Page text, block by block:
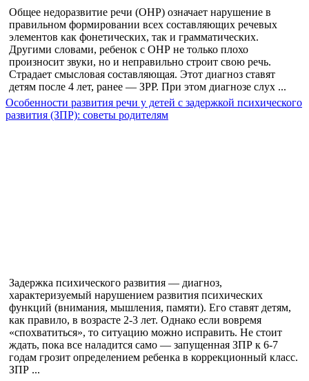
Общее недоразвитие речи (ОНР) означает нарушение в
правильном формировании всех составляющих речевых
элементов как фонетических, так и грамматических.
Другими словами, ребенок с ОНР не только плохо
произносит звуки, но и неправильно строит свою речь.
Страдает смысловая составляющая. Этот диагноз ставят
детям после 4 лет, ранее — ЗРР. При этом диагнозе слух ...
Особенности развития речи у детей с задержкой психического
развития (ЗПР): советы родителям
Задержка психического развития — диагноз,
характеризуемый нарушением развития психических
функций (внимания, мышления, памяти). Его ставят детям,
как правило, в возрасте 2-3 лет. Однако если вовремя
«спохватиться», то ситуацию можно исправить. Не стоит
ждать, пока все наладится само — запущенная ЗПР к 6-7
годам грозит определением ребенка в коррекционный класс.
ЗПР ...